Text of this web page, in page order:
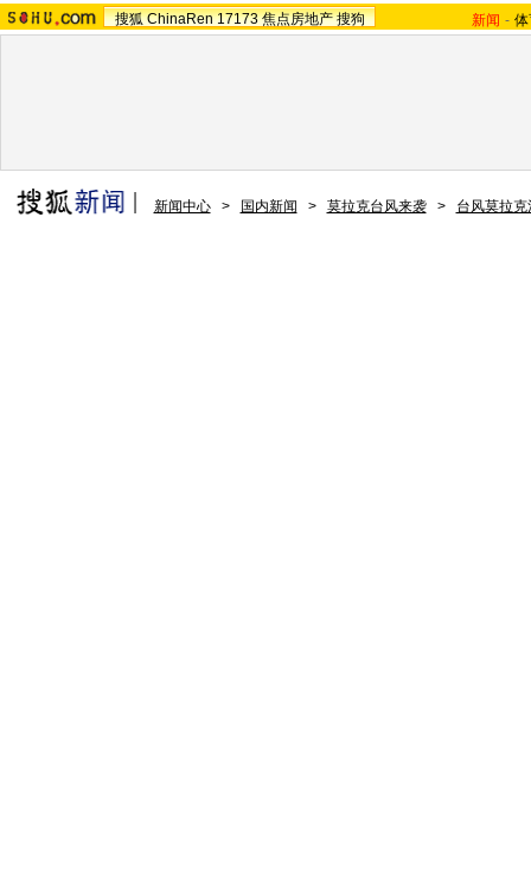
搜狐 ChinaRen 17173 焦点房地产 搜狗 新闻 -
新闻中心 > 国内新闻 > 莫拉克台风来袭 > 台风莫拉克